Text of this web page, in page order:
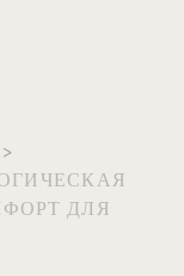
>
ДЛЯ